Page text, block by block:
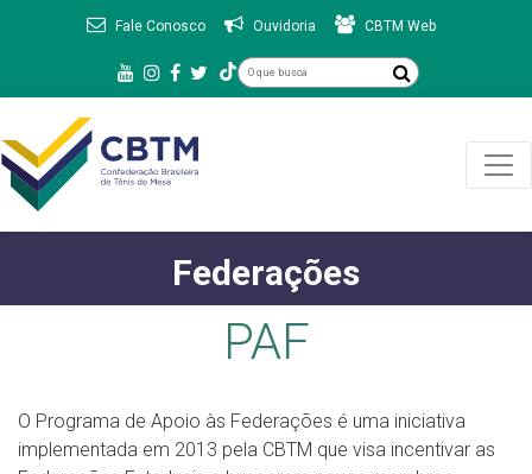
Fale Conosco Ouvidoria CBTM Web
Federações
PAF
O Programa de Apoio às Federações é uma iniciativa
implementada em 2013 pela CBTM que visa incentivar as